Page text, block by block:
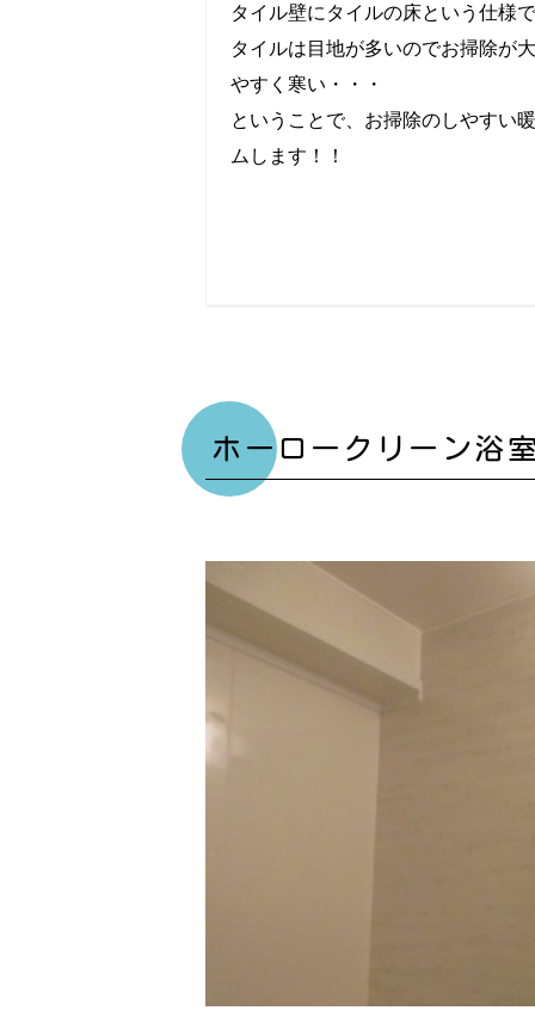
タイル壁にタイルの床という仕様
タイルは目地が多いのでお掃除が
やすく寒い・・・
ということで、お掃除のしやすい
ムします！！
ホーロークリーン浴